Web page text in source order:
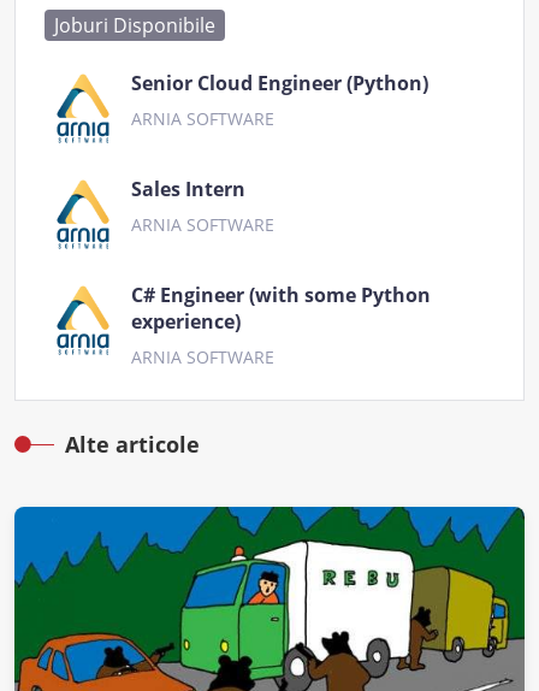
Joburi Disponibile
Senior Cloud Engineer (Python)
ARNIA SOFTWARE
Sales Intern
ARNIA SOFTWARE
C# Engineer (with some Python
experience)
ARNIA SOFTWARE
Alte articole